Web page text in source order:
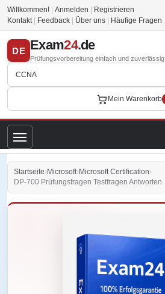
Willkommen! Anmelden
Registrieren
Kontakt
Feedback Über uns Häufige Fragen
DE Exam24.de
Prüfungsvorbereitung einfach und zuverlässig
Mein Warenkorb
Startseite›Microsoft›Microsoft Certification›
DP-700 Prüfungsfragen Testfragen Antworten